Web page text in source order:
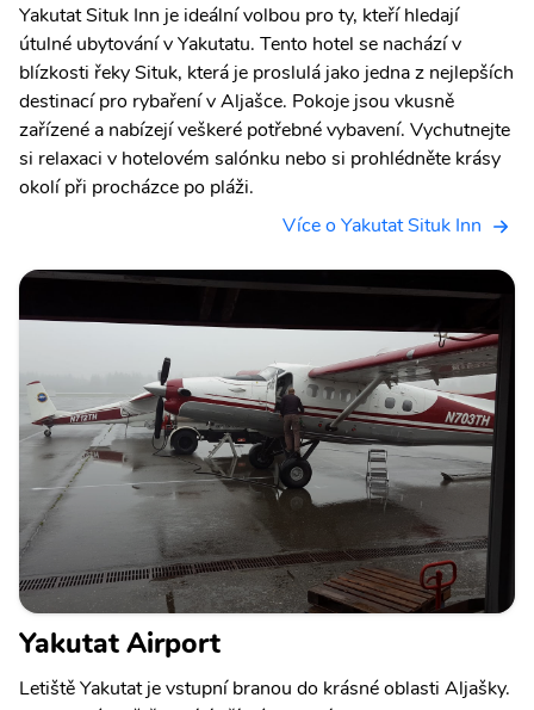
Yakutat Situk Inn je ideální volbou pro ty, kteří hledají
útulné ubytování v Yakutatu. Tento hotel se nachází v
blízkosti řeky Situk, která je proslulá jako jedna z nejlepších
destinací pro rybaření v Aljašce. Pokoje jsou vkusně
zařízené a nabízejí veškeré potřebné vybavení. Vychutnejte
si relaxaci v hotelovém salónku nebo si prohlédněte krásy
okolí při procházce po pláži.
Více o Yakutat Situk Inn
Yakutat Airport
Letiště Yakutat je vstupní branou do krásné oblasti Aljašky.